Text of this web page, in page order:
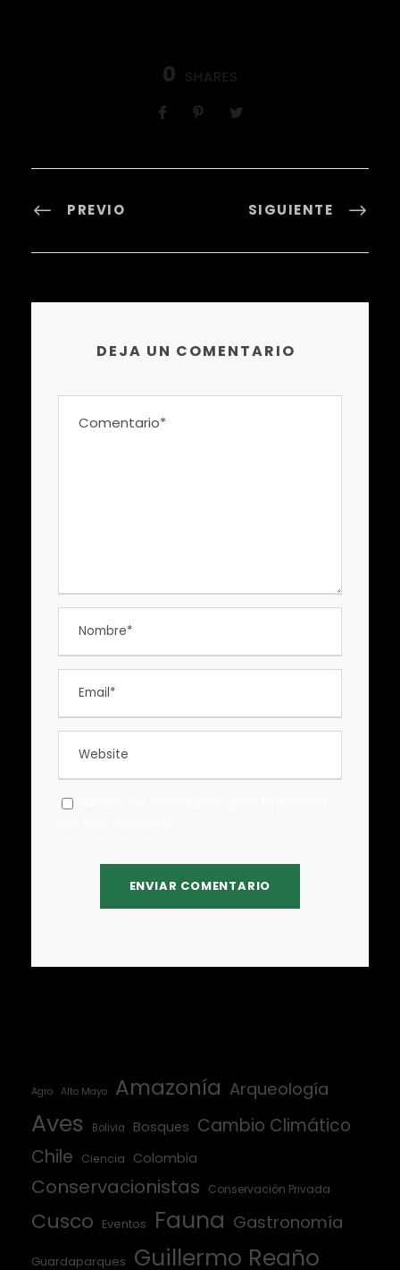
0 SHARES
PREVIO SIGUIENTE
DEJA UN COMENTARIO
Agro Alto Mayo Amazonía Arqueología
Aves Bolivia Bosques Cambio Climático
Chile
Ciencia Colombia
Conservacionistas Conservación Privada
Cusco Eventos Fauna Gastronomía
Guardaparques Guillermo Reaño